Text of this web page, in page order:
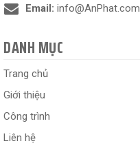
Email: info@AnPhat.com
DANH MỤC
Trang chủ
Giới thiệu
Công trình
Liên hệ